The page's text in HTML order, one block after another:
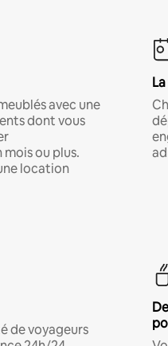
avec une
dont vous
ou plus.
location
de voyageurs